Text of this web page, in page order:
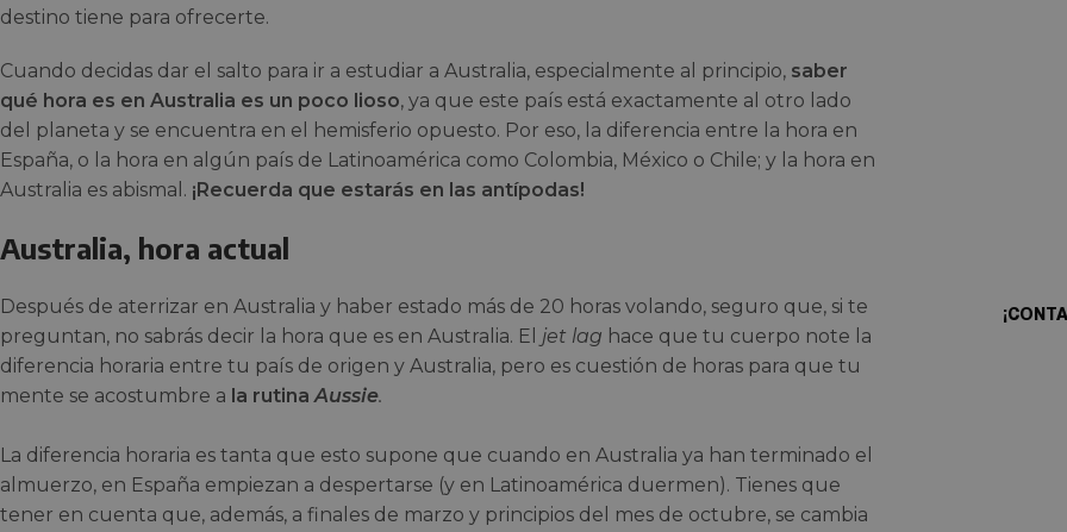
destino tiene para ofrecerte.
Cuando decidas dar el salto para ir a estudiar a Australia, especialmente al principio, saber
qué hora es en Australia es un poco lioso, ya que este país está exactamente al otro lado
del planeta y se encuentra en el hemisferio opuesto. Por eso, la diferencia entre la hora en
España, o la hora en algún país de Latinoamérica como Colombia, México o Chile; y la hora en
Australia es abismal. ¡Recuerda que estarás en las antípodas!
Australia, hora actual
Después de aterrizar en Australia y haber estado más de 20 horas volando, seguro que, si te
preguntan, no sabrás decir la hora que es en Australia. El jet lag hace que tu cuerpo note la
diferencia horaria entre tu país de origen y Australia, pero es cuestión de horas para que tu
mente se acostumbre a la rutinaAussie.
La diferencia horaria es tanta que esto supone que cuando en Australia ya han terminado el
almuerzo, en España empiezan a despertarse (y en Latinoamérica duermen). Tienes que
tener en cuenta que, además, a finales de marzo y principios del mes de octubre, se cambia